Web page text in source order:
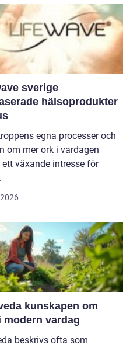
sverige
hälsoprodukter
egna processer och
om mer ork i vardagen
växande intresse för
om
modern vardag
beskrivs ofta som